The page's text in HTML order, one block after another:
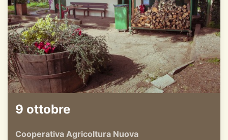
9 ottobre
Cooperativa Agricoltura Nuova